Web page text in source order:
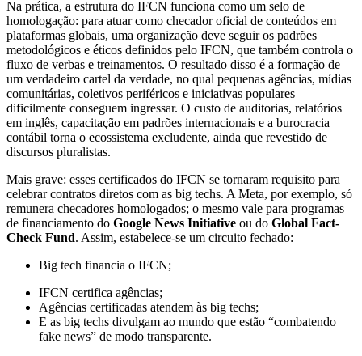
Na prática, a estrutura do IFCN funciona como um selo de
homologação: para atuar como checador oficial de conteúdos em
plataformas globais, uma organização deve seguir os padrões
metodológicos e éticos definidos pelo IFCN, que também controla o
fluxo de verbas e treinamentos. O resultado disso é a formação de
um verdadeiro cartel da verdade, no qual pequenas agências, mídias
comunitárias, coletivos periféricos e iniciativas populares
dificilmente conseguem ingressar. O custo de auditorias, relatórios
em inglês, capacitação em padrões internacionais e a burocracia
contábil torna o ecossistema excludente, ainda que revestido de
discursos pluralistas.
Mais grave: esses certificados do IFCN se tornaram requisito para
celebrar contratos diretos com as big techs. A Meta, por exemplo, só
remunera checadores homologados; o mesmo vale para programas
de financiamento do Google News Initiative ou do Global Fact-
Check Fund. Assim, estabelece-se um circuito fechado:
Big tech financia o IFCN;
IFCN certifica agências;
Agências certificadas atendem às big techs;
E as big techs divulgam ao mundo que estão “combatendo
fake news” de modo transparente.